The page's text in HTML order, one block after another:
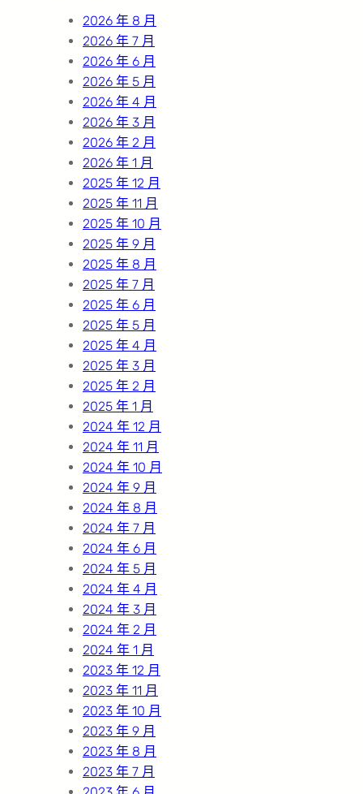
2026 年 8 月
2026 年 7 月
2026 年 6 月
2026 年 5 月
2026 年 4 月
2026 年 3 月
2026 年 2 月
2026 年 1 月
2025 年 12 月
2025 年 11 月
2025 年 10 月
2025 年 9 月
2025 年 8 月
2025 年 7 月
2025 年 6 月
2025 年 5 月
2025 年 4 月
2025 年 3 月
2025 年 2 月
2025 年 1 月
2024 年 12 月
2024 年 11 月
2024 年 10 月
2024 年 9 月
2024 年 8 月
2024 年 7 月
2024 年 6 月
2024 年 5 月
2024 年 4 月
2024 年 3 月
2024 年 2 月
2024 年 1 月
2023 年 12 月
2023 年 11 月
2023 年 10 月
2023 年 9 月
2023 年 8 月
2023 年 7 月